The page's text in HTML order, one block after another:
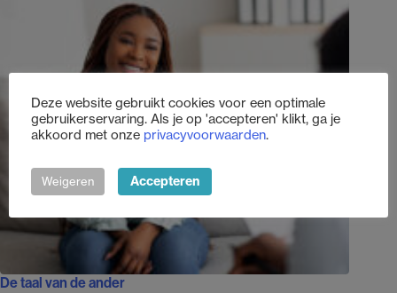
De taal van de ander
Deze website gebruikt cookies voor een optimale
gebruikerservaring. Als je op 'accepteren' klikt, ga je
akkoord met onze privacyvoorwaarden.
Weigeren Accepteren